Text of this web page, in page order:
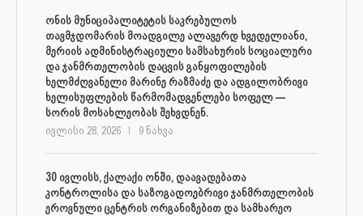
ონის მუნიციპალიტეტის საკრებულოს
თავმჯდომარის მოადგილე ალავერდ ხვედელიანი,
მერიის ადმინისტრაციული სამსახურის სოციალური
და ჯანმრთელობის დაცვის განყოფილების
ხელმძღვანელი მარინე რაზმაძე და ადგილობრივი
ხელისუფლების წარმომადგენლები სოფელ —
სორის მოსახლეობას შეხვდნენ.
ივლისი 28, 2026 9 ნახვა
30 ივლისს, ქალაქი ონში, დაავადებათა
კონტროლისა და საზოგადოებრივი ჯანმრთელობის
ეროვნული ცენტრის ორგანიზებით და სამხარეო